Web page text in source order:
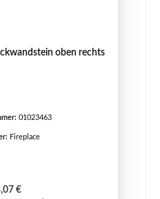
oben rechts
01023463
Fireplace
Preis:
€